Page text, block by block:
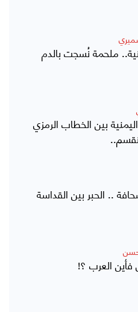
ملحمة نُسجت بالدم
بين الخطاب الرمزي
.. الحبر بين القداسة
العرب ؟!